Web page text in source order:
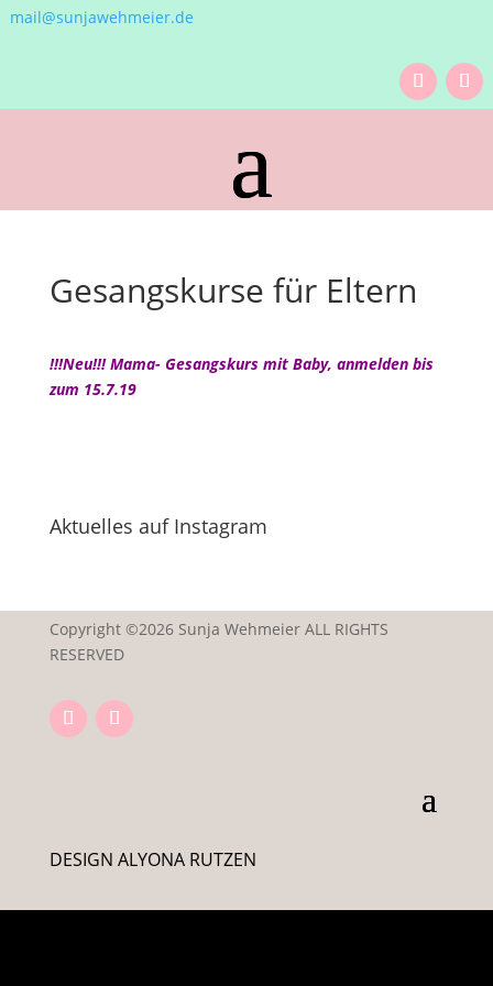
mail@sunjawehmeier.de
Gesangskurse für Eltern
!!!Neu!!! Mama- Gesangskurs mit Baby, anmelden bis
zum 15.7.19
Aktuelles auf Instagram
Copyright ©2026 Sunja Wehmeier ALL RIGHTS
RESERVED
DESIGN ALYONA RUTZEN